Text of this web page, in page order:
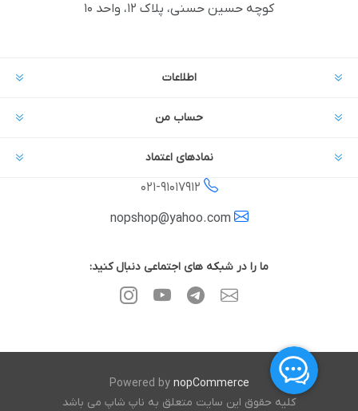
کوچه حسین حسنی، پلاک ۱۲، واحد ۱۰
اطلاعات
حساب من
نمادهای اعتماد
021-91017912
ما را در شبکه های اجتماعی دنبال کنید:
Powered by nopCommerce
کلیه حقوق این سایت متعلق به ناپ شاپ می باشد